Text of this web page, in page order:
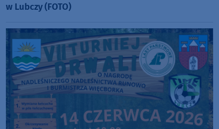
w Lubczy (FOTO)